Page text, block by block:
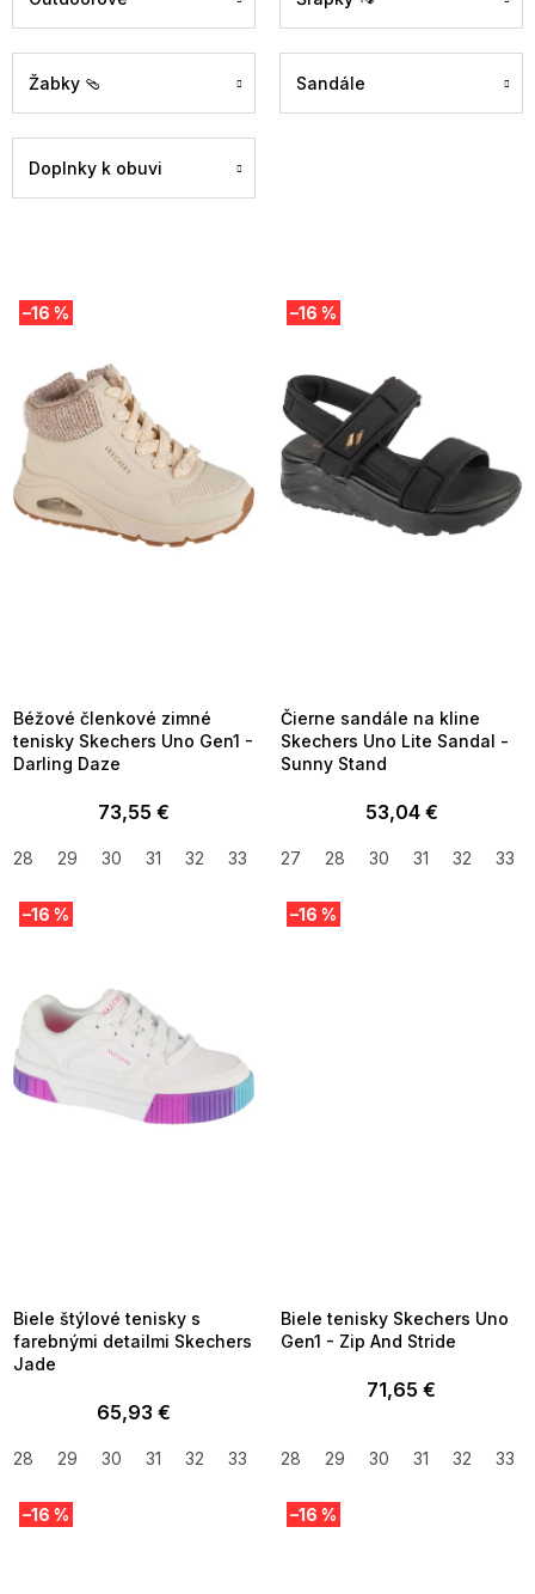
Žabky 🩴 Sandále
Doplnky k obuvi
V
ý
p
o
d
–16 %
Béžové členkové zimné
tenisky Skechers Uno Gen1 -
Darling Daze
73,55 €
28 29 30 31 32 33 34 35 36 39,5
–16 %
Čierne sandále na kline
Skechers Uno Lite Sandal -
Sunny Stand
53,04 €
27 28 30 31 32 33
–16 %
Biele štýlové tenisky s
farebnými detailmi Skechers
Jade
65,93 €
28 29 30 31 32 33 34 35 37 38
–16 %
Biele tenisky Skechers Uno
Gen1 - Zip And Stride
71,65 €
28 29 30 31 32 33
–16 % –16 %